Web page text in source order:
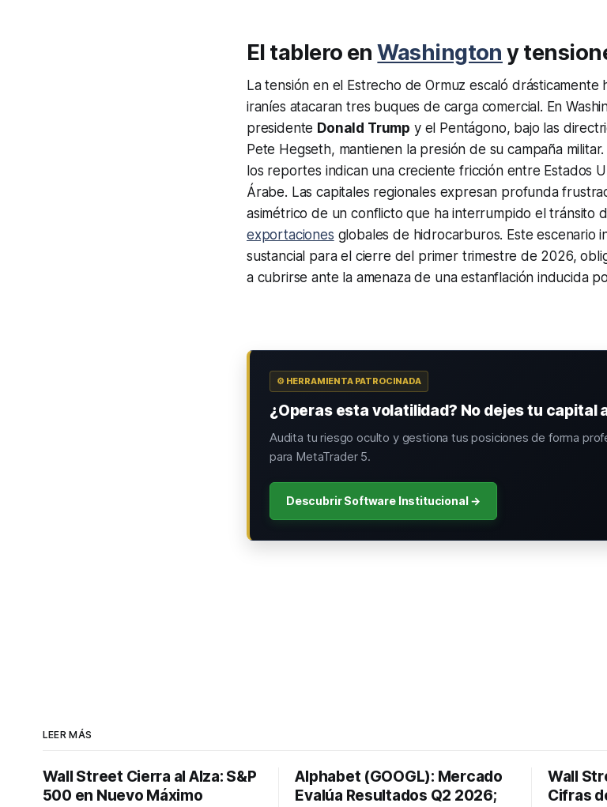
El tablero enWashington y
La tensión en el Estrecho de Ormuz escaló
iraníes atacaran tres buques de carga comercial. En
presidente Donald Trump y el Pentágono, bajo las
Pete Hegseth, mantienen la presión de su campaña
los reportes indican una creciente fricción entre Estados
Árabe. Las capitales regionales expresan profunda
asimétrico de un conflicto que ha interrumpido el tránsito
exportaciones globales de hidrocarburos. Este escenario
sustancial para el cierre del primer trimestre de 2026,
a cubrirse ante la amenaza de una estanflación inducida
⚙️ HERRAMIENTA PATROCINADA
¿Operas esta volatilidad? No dejes tu capital
Audita tu riesgo oculto y gestiona tus posiciones de forma
para MetaTrader 5.
Descubrir Software Institucional →
LEER MÁS
Wall Street Cierra al Alza: S&P
500 en Nuevo Máximo
Alphabet (GOOGL): Mercado
Evalúa Resultados Q2 2026;
Wall
Cifras